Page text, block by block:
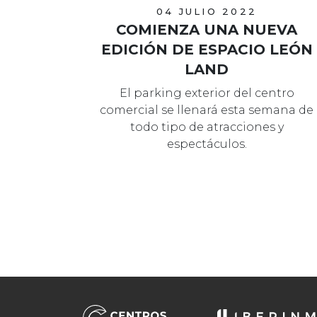
04 JULIO 2022
COMIENZA UNA NUEVA
EDICIÓN DE ESPACIO LEÓN
LAND
El parking exterior del centro
comercial se llenará esta semana de
todo tipo de atracciones y
espectáculos.